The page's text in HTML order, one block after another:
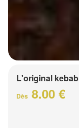
L'original kebab
Dès 8.00 €